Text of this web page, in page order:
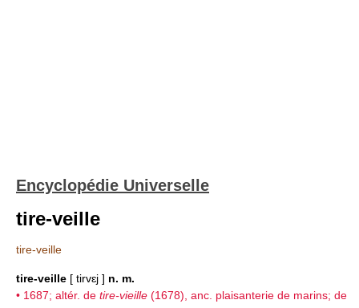
Encyclopédie Universelle
tire-veille
tire-veille
tire-veille [ tirvɛj ] n. m.
• 1687; altér. de tire-vieille (1678), anc. plaisanterie de marins; de